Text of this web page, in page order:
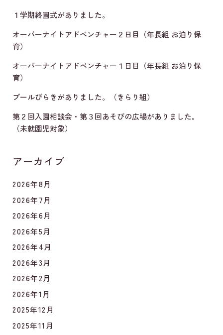
１学期終園式がありました。
オーバーナイトアドベンチャー２日目（年長組 お泊り保
育）
オーバーナイトアドベンチャー１日目（年長組 お泊り保
育）
プールびらきがありました。（きらり組）
第２回入園相談会・第３回あそびの広場がありました。
（未就園児対象）
アーカイブ
2026年8月
2026年7月
2026年6月
2026年5月
2026年4月
2026年3月
2026年2月
2026年1月
2025年12月
2025年11月